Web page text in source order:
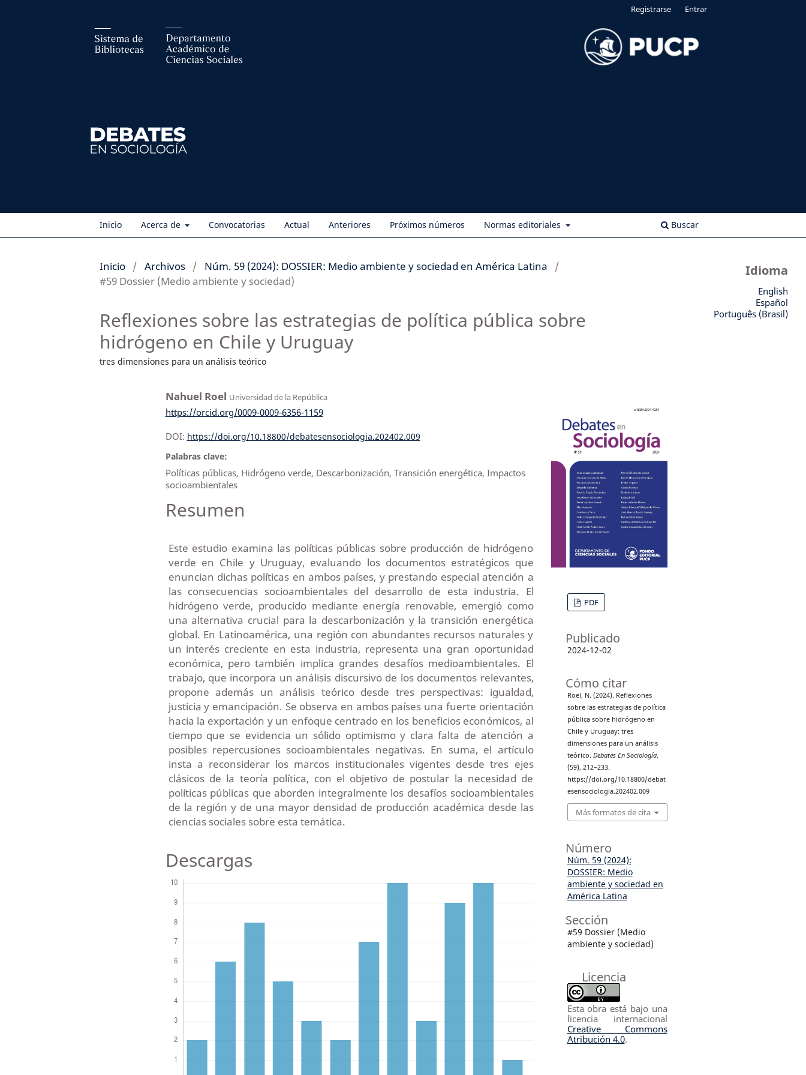
Inicio Acerca de Convocatorias Actual Anteriores Próximos números Normas editoriales Buscar
Registrarse Entrar
Inicio / Archivos / Núm. 59 (2024): DOSSIER: Medio ambiente y sociedad en América Latina
/
#59 Dossier (Medio ambiente y sociedad)
Reflexiones sobre las estrategias de política pública sobre
hidrógeno en Chile y Uruguay
tres dimensiones para un análisis teórico
Nahuel Roel Universidad de la República
https://orcid.org/0009-0009-6356-1159
DOI: https://doi.org/10.18800/debatesensociologia.202402.009
Palabras clave:
Políticas públicas, Hidrógeno verde, Descarbonización, Transición energética, Impactos
socioambientales
Resumen
Este estudio examina las políticas públicas sobre producción de hidrógeno
verde en Chile y Uruguay, evaluando los documentos estratégicos que
enuncian dichas políticas en ambos países, y prestando especial atención a
las consecuencias socioambientales del desarrollo de esta industria. El
hidrógeno verde, producido mediante energía renovable, emergió como
una alternativa crucial para la descarbonización y la transición energética
global. En Latinoamérica, una región con abundantes recursos naturales y
un interés creciente en esta industria, representa una gran oportunidad
económica, pero también implica grandes desafíos medioambientales. El
trabajo, que incorpora un análisis discursivo de los documentos relevantes,
propone además un análisis teórico desde tres perspectivas: igualdad,
justicia y emancipación. Se observa en ambos países una fuerte orientación
hacia la exportación y un enfoque centrado en los beneficios económicos, al
tiempo que se evidencia un sólido optimismo y clara falta de atención a
posibles repercusiones socioambientales negativas. En suma, el artículo
insta a reconsiderar los marcos institucionales vigentes desde tres ejes
clásicos de la teoría política, con el objetivo de postular la necesidad de
políticas públicas que aborden integralmente los desafíos socioambientales
de la región y de una mayor densidad de producción académica desde las
ciencias sociales sobre esta temática.
Descargas
PDF
Publicado
2024-12-02
Cómo citar
Roel, N. (2024). Reflexiones
sobre las estrategias de política
pública sobre hidrógeno en
Chile y Uruguay: tres
dimensiones para un análisis
teórico. Debates En Sociología,
(59), 212–233.
https://doi.org/10.18800/debat
esensociologia.202402.009
Más formatos de cita
Número
Núm. 59 (2024):
DOSSIER: Medio
ambiente y sociedad en
América Latina
Sección
#59 Dossier (Medio
ambiente y sociedad)
Licencia
Esta obra está bajo una
licencia internacional
Creative Commons
Atribución 4.0.
Idioma
English
Español
Português (Brasil)